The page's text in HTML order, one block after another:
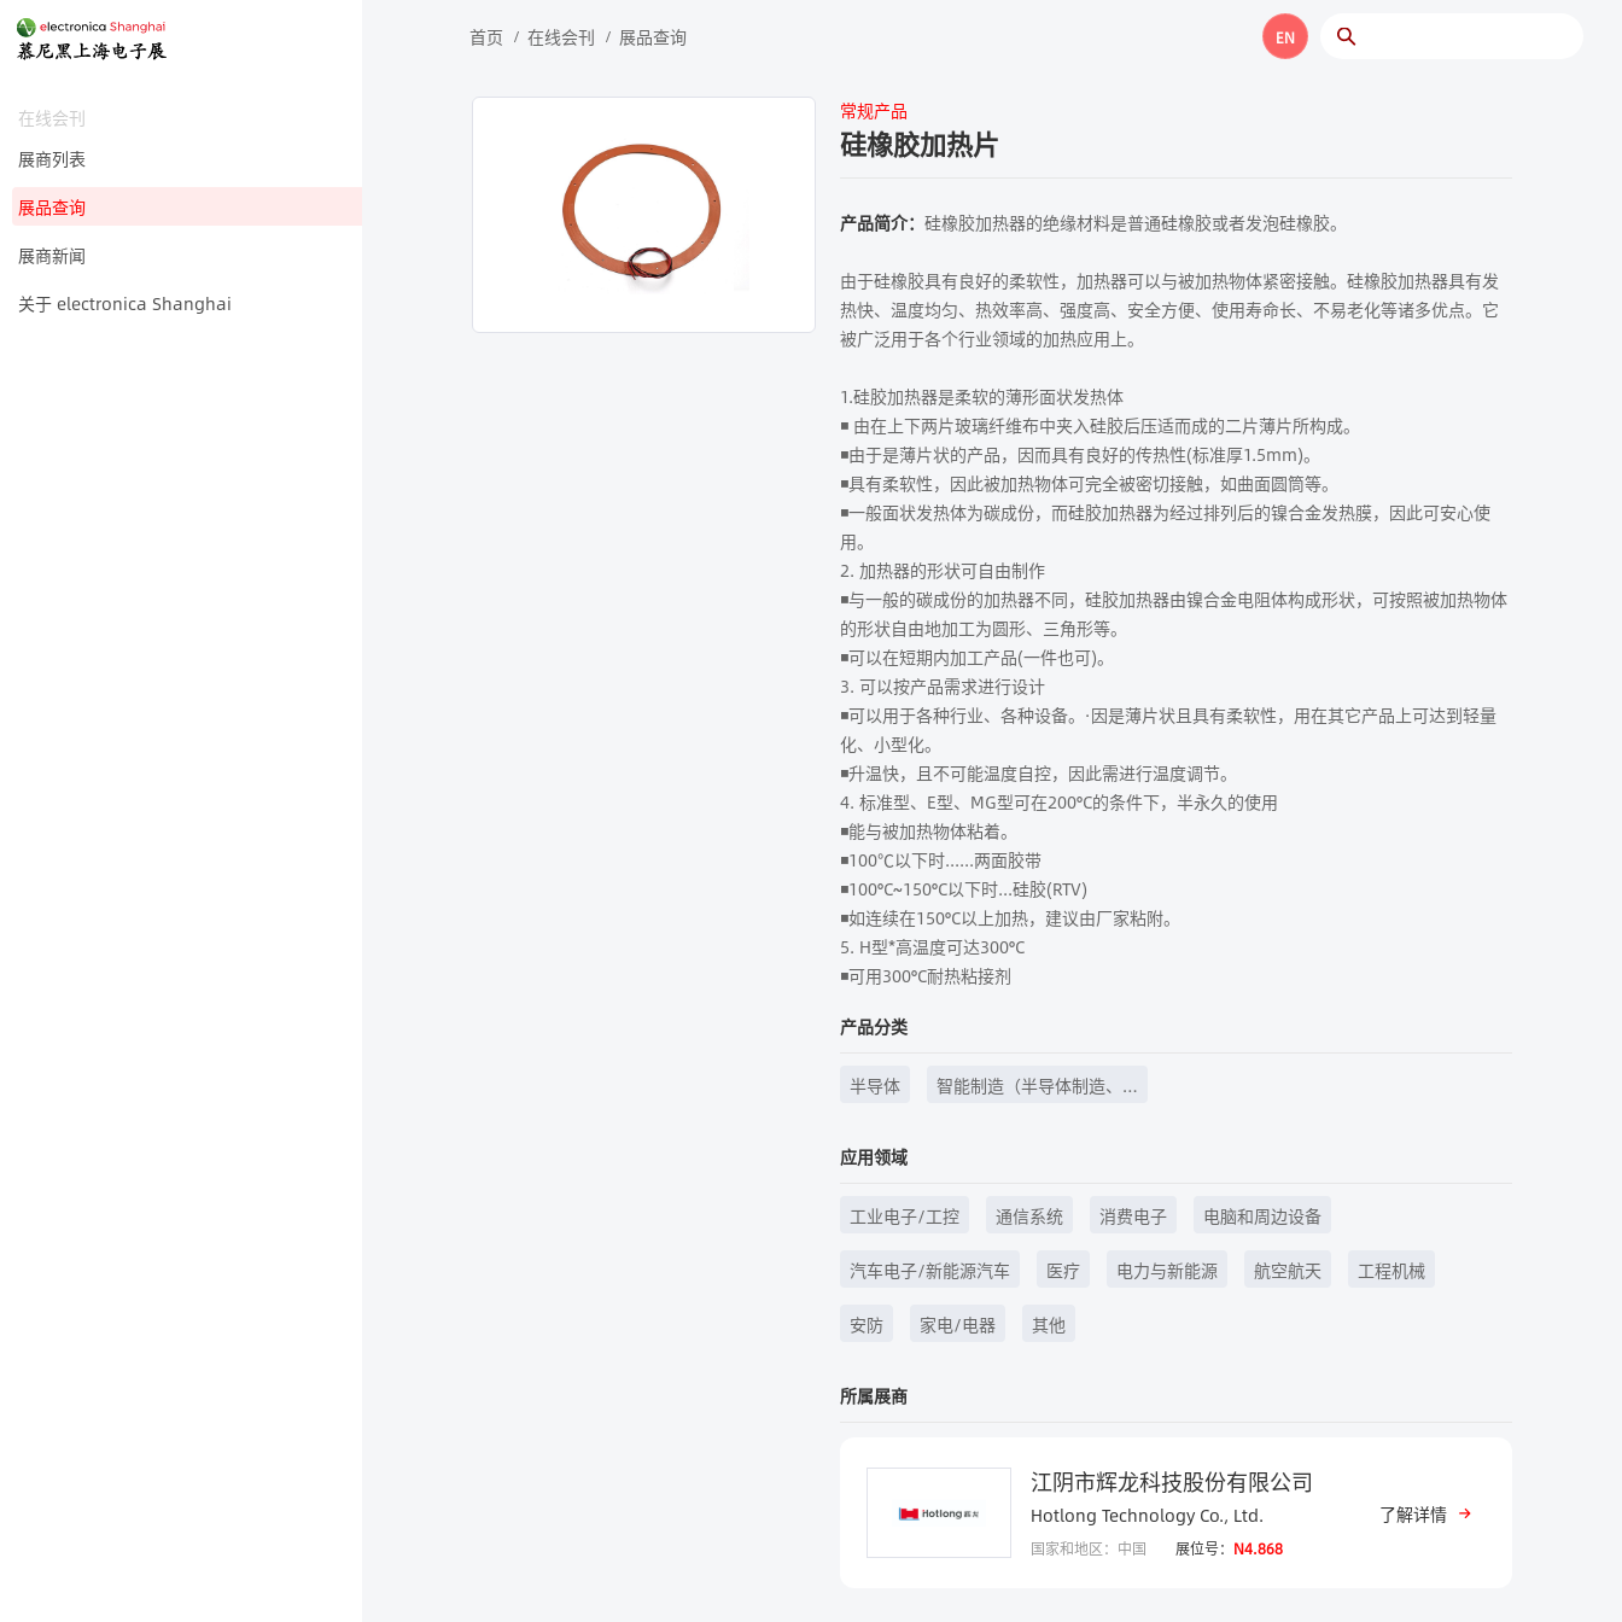
EN
在线会刊
展商列表
展品查询
展商新闻
关于 electronica Shanghai
首页 在线会刊 展品查询
常规产品
硅橡胶加热片
产品简介： 硅橡胶加热器的绝缘材料是普通硅橡胶或者发泡硅橡胶。
由于硅橡胶具有良好的柔软性，加热器可以与被加热物体紧密接触。硅橡胶加热器具有发
热快、温度均匀、热效率高、强度高、安全方便、使用寿命长、不易老化等诸多优点。它
被广泛用于各个行业领域的加热应用上。
1.硅胶加热器是柔软的薄形面状发热体
◾ 由在上下两片玻璃纤维布中夹入硅胶后压适而成的二片薄片所构成。
◾由于是薄片状的产品，因而具有良好的传热性(标准厚1.5mm)。
◾具有柔软性，因此被加热物体可完全被密切接触，如曲面圆筒等。
◾一般面状发热体为碳成份，而硅胶加热器为经过排列后的镍合金发热膜，因此可安心使
用。
2. 加热器的形状可自由制作
◾与一般的碳成份的加热器不同，硅胶加热器由镍合金电阻体构成形状，可按照被加热物体
的形状自由地加工为圆形、三角形等。
◾可以在短期内加工产品(一件也可)。
3. 可以按产品需求进行设计
◾可以用于各种行业、各种设备。·因是薄片状且具有柔软性，用在其它产品上可达到轻量
化、小型化。
◾升温快，且不可能温度自控，因此需进行温度调节。
4. 标准型、E型、MG型可在200°C的条件下，半永久的使用
◾能与被加热物体粘着。
◾100℃以下时......两面胶带
◾100°C~150°C以下时...硅胶(RTV)
◾如连续在150°C以上加热，建议由厂家粘附。
5. H型*高温度可达300°C
◾可用300°C耐热粘接剂
产品分类
半导体
智能制造（半导体制造、
应用领域
工业电子/工控 通信系统 消费电子 电脑和周边设备
汽车电子/新能源汽车 医疗 电力与新能源 航空航天 工程机械
安防 家电/电器 其他
所属展商
江阴市辉龙科技股份有限公司
Hotlong Technology Co., Ltd.
国家和地区：中国 展位号： N4.868
了解详情